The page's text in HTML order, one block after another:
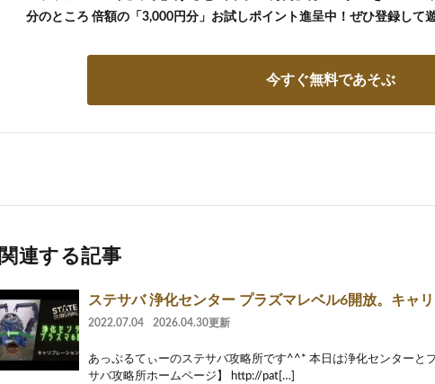
分のところ 倍額の「3,000円分」お試しポイント進呈中！ぜひ登録して
今すぐ無料であそぶ
関連する記事
ステサバ 浄化センター プラズマレベル6開放。キャ
2022.07.04 2026.04.30更新
あっぷるてぃーのステサバ攻略所です^^* 本日は浄化センターと
サバ攻略所ホームページ】 http://pat[…]